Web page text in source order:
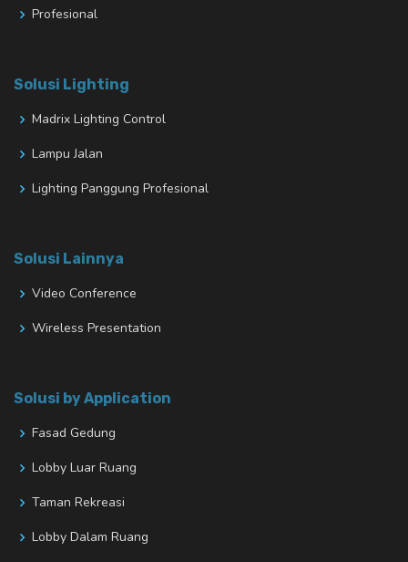
Profesional
Solusi Lighting
Madrix Lighting Control
Lampu Jalan
Lighting Panggung Profesional
Solusi Lainnya
Video Conference
Wireless Presentation
Solusi by Application
Fasad Gedung
Lobby Luar Ruang
Taman Rekreasi
Lobby Dalam Ruang